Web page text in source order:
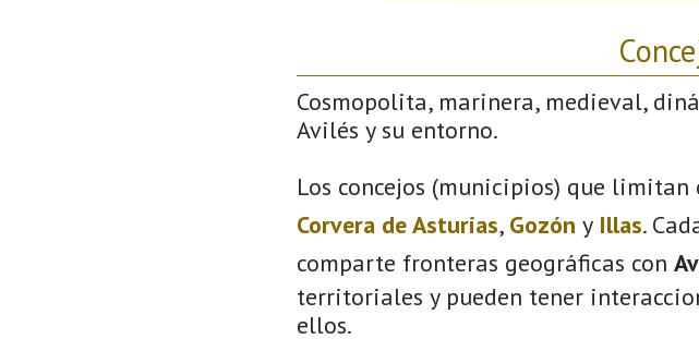
Cosmopolita, marinera, medieval,
Avilés y su entorno.
Los concejos (municipios) que limitan
Corvera de Asturias, Gozón y Illas.
comparte fronteras geográficas con
territoriales y pueden tener
ellos.